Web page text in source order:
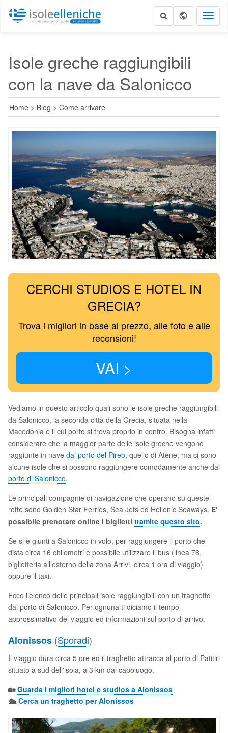
Isole greche raggiungibili
con la nave da Salonicco
Home > Blog > Come arrivare
CERCHI STUDIOS E HOTEL IN
GRECIA?
Trova i migliori in base al prezzo, alle foto e alle
recensioni!
VAI >
Vediamo in questo articolo quali sono le isole greche raggiungibili
da Salonicco, la seconda città della Grecia, situata nella
Macedonia e il cui porto si trova proprio in centro. Bisogna infatti
considerare che la maggior parte delle isole greche vengono
raggiunte in nave dal porto del Pireo, quello di Atene, ma ci sono
alcune isole che si possono raggiungere comodamente anche dal
porto di Salonicco.
Le principali compagnie di navigazione che operano su queste
rotte sono Golden Star Ferries, Sea Jets ed Hellenic Seaways. E'
possibile prenotare online i biglietti tramite questo sito.
Se si è giunti a Salonicco in volo, per raggiungere il porto che
dista circa 16 chilometri è possibile utilizzare il bus (linea 78,
biglietteria all’esterno della zona Arrivi, circa 1 ora di viaggio)
oppure il taxi.
Ecco l’elenco delle principali isole raggiungibili con un traghetto
dal porto di Salonicco. Per ognuna ti diciamo il tempo
approssimativo del viaggio ed informazioni sul porto di arrivo.
Alonissos (Sporadi)
Il viaggio dura circa 5 ore ed il traghetto attracca al porto di Patitiri
situato a sud dell'isola, a 3 km dal capoluogo.
🏡Guarda i migliori hotel e studios a Alonissos
🛳️ Cerca un traghetto per Alonissos